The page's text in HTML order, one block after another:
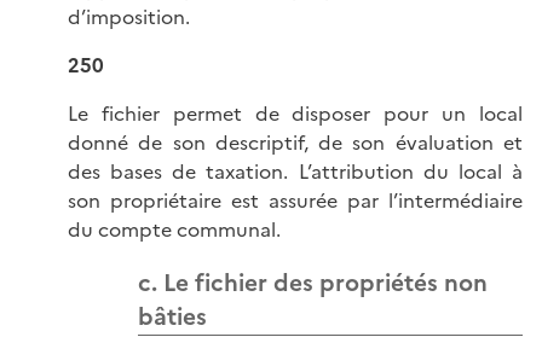
d’imposition.
250
Le fichier permet de disposer pour un local
donné de son descriptif, de son évaluation et
des bases de taxation. L’attribution du local à
son propriétaire est assurée par l’intermédiaire
du compte communal.
c. Le fichier des propriétés non
bâties